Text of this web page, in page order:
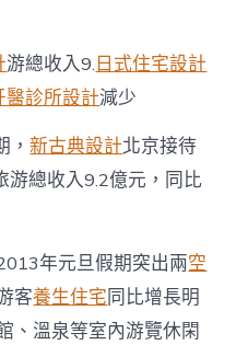
游總收入9.日式住宅設計
醫診所設計減少
，新古典設計北京接待
總收入9.2億元，同比
年元旦假期突出兩空
客養生住宅同比增長明
、溫泉等室內游覽休閑